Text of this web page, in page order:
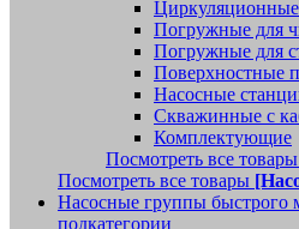
Погружные для
Погружные для
Поверхностные
Насосные
Скважинные с
Комплектующие
Посмотреть все товары
Посмотреть все товары
Насосные группы быстрого
подкатегории